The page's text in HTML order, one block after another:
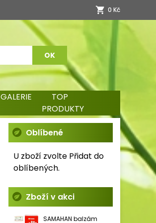
0 Kč
GALERIE
TOP
PRODUKTY
Oblíbené
U zboží zvolte Přidat do
oblíbených.
Zboží v akci
SAMAHAN balzám